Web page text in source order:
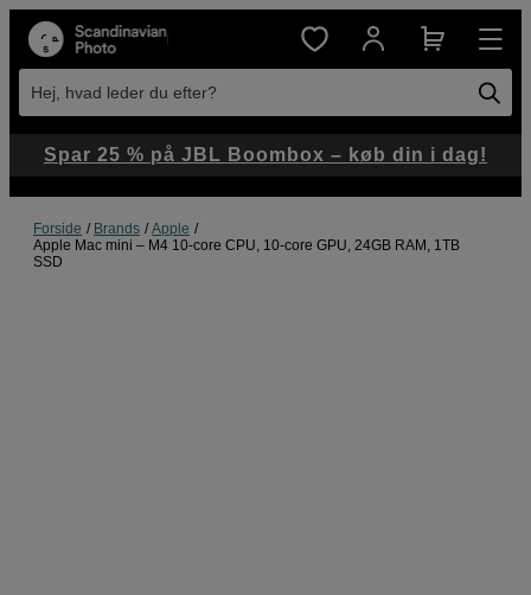
Hej, hvad leder du efter?
Forside Brands
Apple
Apple Mac mini – M4 10-core CPU, 10-core GPU, 24GB RAM, 1TB
SSD
Spar 25 % på JBL Boombox – køb din i dag!